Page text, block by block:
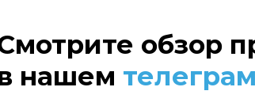
обзор
нашем